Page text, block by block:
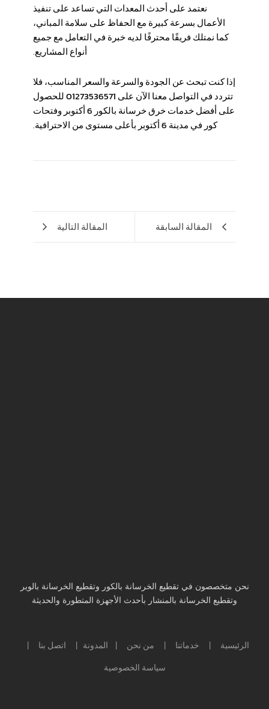
نعتمد على أحدث المعدات التي تساعد على تنفيذ
الأعمال بسرعة كبيرة مع الحفاظ على سلامة المباني،
كما نمتلك فريقًا محترفًا لديه خبرة في التعامل مع جميع
أنواع المشاريع.
إذا كنت تبحث عن الجودة والسرعة والسعر المناسب، فلا
تتردد في التواصل معنا الآن على 01273536571للحصول
على أفضل خدماتخرق خرسانة بالكور 6 أكتوبر وفتحات
كور في مدينة 6 أكتوبر
بأعلى مستوى من الاحترافية.
المقالة السابقة المقالة التالية
نحن متخصصون في تقطيع الخرسانة بالكور وتقطيع الخرسانة بالوير
وتقطيع الخرسانة بالمنشار بأحدث الأجهزة المتطورة والحديثة
الرئيسية خدماتنا من نحن المدونة اتصل بنا
سياسة الخصوصية